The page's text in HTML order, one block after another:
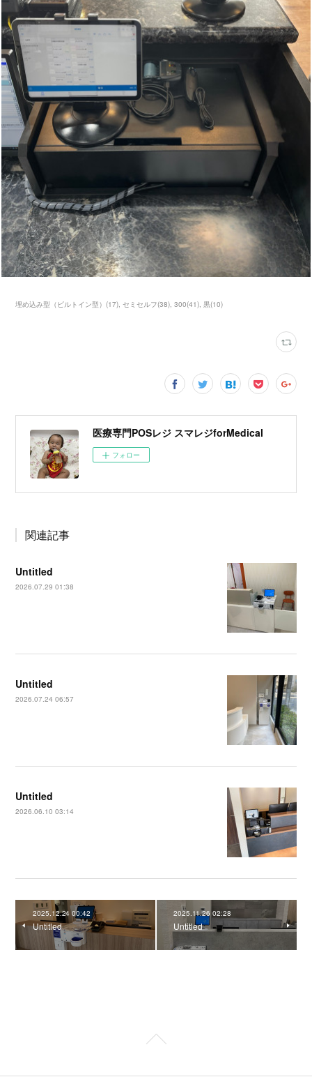
埋め込み型（ビルトイン型）(17) セミセルフ(38) 300(41) 黒(10)
医療専門POSレジ スマレジforMedical
フォロー
関連記事
Untitled
2026.07.29 01:38
Untitled
2026.07.24 06:57
Untitled
2026.06.10 03:14
2025.12.24 00:42
Untitled
2025.11.26 02:28
Untitled